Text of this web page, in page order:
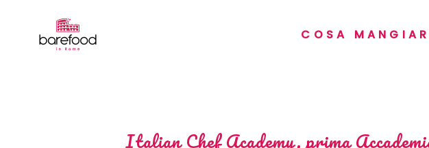
COSA
Italian Chef Academy, prima